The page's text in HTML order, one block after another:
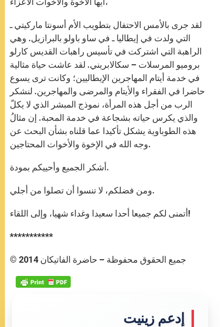
لقد جرى بالأمس الاحتفال بتطويب الأم أسونتا ماركيتي ـ
التي ولدت في إيطاليا ـ في ساو باولو بالبرازيل. وهي
الراهبة التي اشتركت في تأسيس راهبات القديس كارلو
بروميو المرسلات – سكالابريني. لقد عاشت حياة مثالية
في خدمة أيتام المهاجرين الإيطاليين؛ وكانت ترى يسوع
حاضرا في الفقراء والأيتام والمرضى والمهاجرين. لنشكر
الرب من أجل هذه المرأة، نموذج المبشر الذي لا يكلّ
والذي يكرس حياته بشجاعة في خدمة المحبة. إن مثالُ
هذه الطوباوية يشكل تأكيدا عما قلناه بشأن البحث عن
وجه الله في الإخوة والأخوات المحتاجين.
أشكر الجميع وأحييكم بمودة.
ومن فضلكم، لا تنسوا أن تصلوا من أجلي.
أتمنى لكم جميعا أحدا سعيدا وغداء شهيا، وإلى اللقاء!
***********
© جميع الحقوق محفوظة – حاضرة الفاتيكان 2014
إدعم زينيت